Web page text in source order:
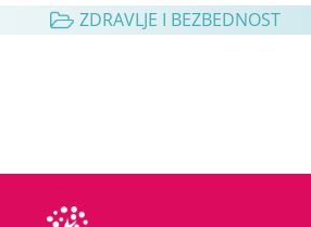
ZDRAVLJE I BEZBEDNOST